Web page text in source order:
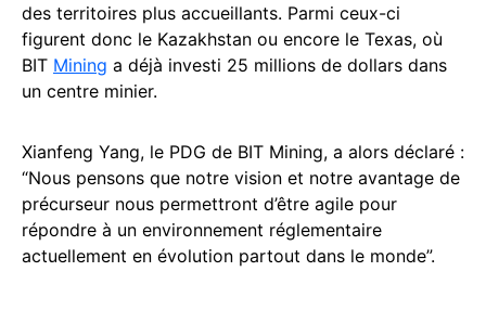
des territoires plus accueillants. Parmi ceux-ci
figurent donc le Kazakhstan ou encore le Texas, où
BIT Mining a déjà investi 25 millions de dollars dans
un centre minier.
Xianfeng Yang, le PDG de BIT Mining, a alors déclaré :
“Nous pensons que notre vision et notre avantage de
précurseur nous permettront d’être agile pour
répondre à un environnement réglementaire
actuellement en évolution partout dans le monde”.